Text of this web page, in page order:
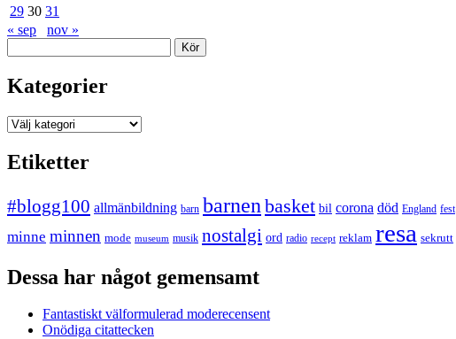
29 30 31
« sep
nov »
Kategorier
Kategorier
Etiketter
#blogg100 allmänbildning barn barnen basket bil corona död England fest
minne minnen mode museum musik nostalgi ord radio recept reklam resa sekrutt
Dessa har något gemensamt
Fantastiskt välformulerad moderecensent
Onödiga citattecken